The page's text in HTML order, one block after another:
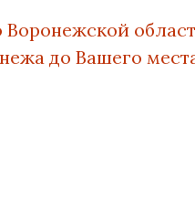
до Вашего